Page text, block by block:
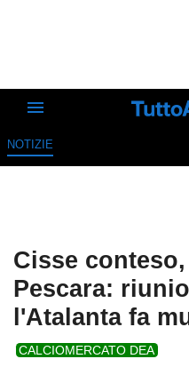
NOTIZIE
Cisse
Pescara:
l'Atalanta fa
CALCIOMERCATO DEA